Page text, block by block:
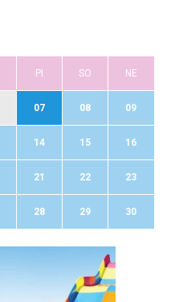
PI SO NE
07 08 09
14 15 16
21 22 23
28 29 30